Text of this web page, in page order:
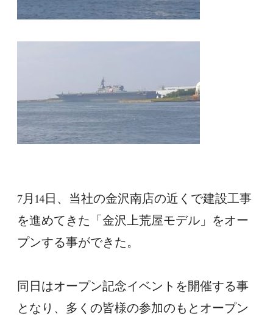
7月14日、当社の金沢南店の近くで建設工事
を進めてきた「金沢上荒屋モデル」をオー
プンする事ができた。
同日はオープン記念イベントを開催する事
となり、多くの皆様の参加のもとオープン